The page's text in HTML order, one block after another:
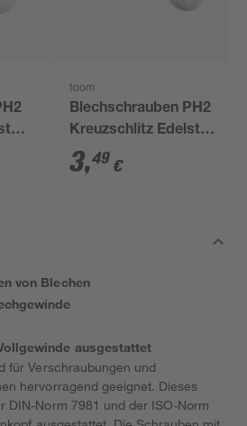
toom
Blechschrauben PH2
Kreuzschlitz Edelstahl
3,5 x 9,5 mm 10 Stück
3,49 €
von Blechen
ausgestattet
für Verschraubungen und
hervorragend geeignet. Dieses
DIN-Norm 7981 und der ISO-Norm